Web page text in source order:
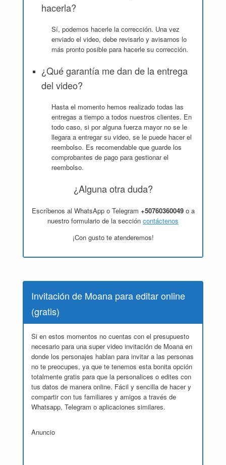
hacerla?
Sí, podemos hacerle la corrección. Una vez
enviado el video, debe revisarlo y avisarnos lo
más pronto posible para hacerle su corrección.
¿Qué garantía me dan de la entrega
del video?
Hasta el momento hemos realizado todas las
entregas a tiempo a todos nuestros clientes. En
todo caso, si por alguna fuerza mayor no se le
llegara a entregar su video, se le puede hacer el
reembolso. Es recomendable que guarde los
comprobantes de pago para gestionar el
reembolso.
¿Alguna otra duda?
Escríbenos al WhatsApp o Telegram +50760360049o a
nuestro formulario de la sección contáctenos
¡Con gusto te atenderemos!
Invitación de Moana para editar online
(gratis)
Si en estos momentos no cuentas con el presupuesto
necesario para una super video invitación de Moana en
donde los personajes hablan para invitar a las personas
no te preocupes, ya que te tenemos esta bonita opción
totalmente gratis para que la personalices o edites con
tus datos de manera online. Fácil y sencilla de hacer y
compartir con tus familiares y amigos a través de
Whatsapp, Telegram o aplicaciones similares.
Anuncio